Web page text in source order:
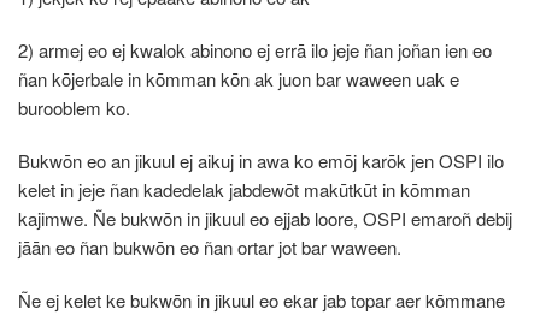
2) armej eo ej kwalok abinono ej errā ilo jeje ñan joñan ien eo
ñan kōjerbale in kōmman kōn ak juon bar waween uak e
burooblem ko.
Bukwōn eo an jikuul ej aikuj in awa ko emōj karōk jen OSPI ilo
kelet in jeje ñan kadedelak jabdewōt makūtkūt in kōmman
kajimwe. Ñe bukwōn in jikuul eo ejjab loore, OSPI emaroñ debij
jāān eo ñan bukwōn eo ñan ortar jot bar waween.
Ñe ej kelet ke bukwōn in jikuul eo ekar jab topar aer kōmmane